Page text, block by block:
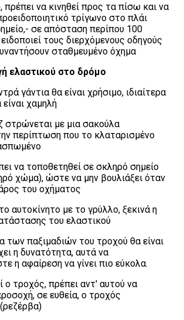
να κινηθεί προς τα πίσω και να
τρίγωνο στο πλάι
σε απόσταση περίπου 100
τους διερχόμενους οδηγούς
σταθμευμένο όχημα
ελαστικού στο δρόμο
γάντια θα είναι χρήσιμο, ιδιαίτερα
χαμηλή
στρώνεται με μια σακούλα
περίπτωση που το κλαταρισμένο
να τοποθετηθεί σε σκληρό σημείο
χώμα), ώστε να μην βουλιάξει όταν
του οχήματος
αυτοκίνητο με το γρύλλο, ξεκινά η
του ελαστικού
των παξιμαδιών του τροχού θα είναι
η δυνατότητα, αυτά να
η αφαίρεση να γίνει πιο εύκολα.
ο τροχός, πρέπει αντ' αυτού να
σε ευθεία, ο τροχός